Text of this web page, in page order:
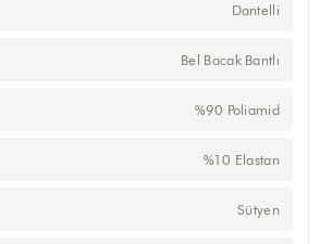
Dantelli
Bel Bacak Bantlı
%90 Poliamid
%10 Elastan
Sütyen